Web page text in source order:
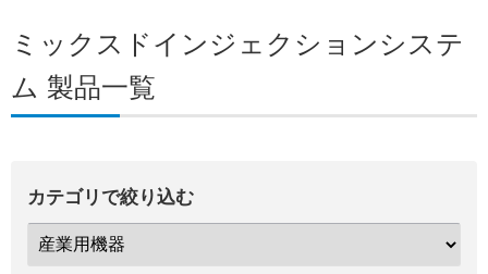
ミックスドインジェクションシステ
ム 製品一覧
カテゴリで絞り込む